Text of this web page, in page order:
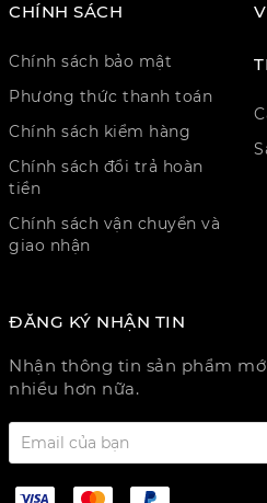
CHÍNH SÁCH
Chính sách bảo mật
Phương thức thanh toán
Chính sách kiểm hàng
Chính sách đổi trả hoàn
tiền
Chính sách vận chuyển và
giao nhận
ĐĂNG KÝ NHẬN TIN
Nhận thông tin sản phẩm
nhiều hơn nữa.